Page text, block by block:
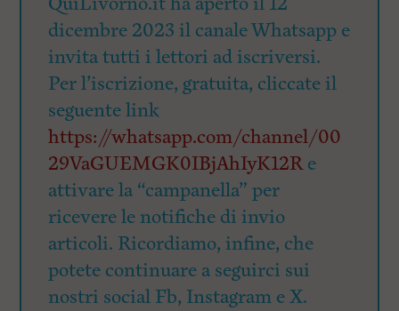
dicembre 2023 il canale Whatsapp e
invita tutti i lettori ad iscriversi.
Per l’iscrizione, gratuita, cliccate il
seguente link
https://whatsapp.com/channel/00
29VaGUEMGK0IBjAhIyK12Re
attivare la “campanella” per
ricevere le notifiche di invio
articoli. Ricordiamo, infine, che
potete continuare a seguirci sui
nostri social Fb, Instagram e X.